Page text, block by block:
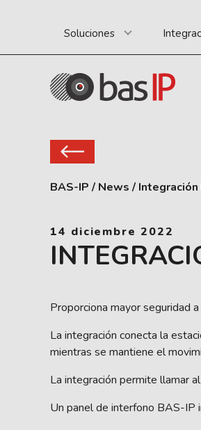
Soluciones
BAS-IP / News / Integración
14 diciembre 2022
Proporciona mayor seguridad
La integración conecta la
mientras se mantiene el
La integración permite llamar
Un panel de interfono BAS-IP